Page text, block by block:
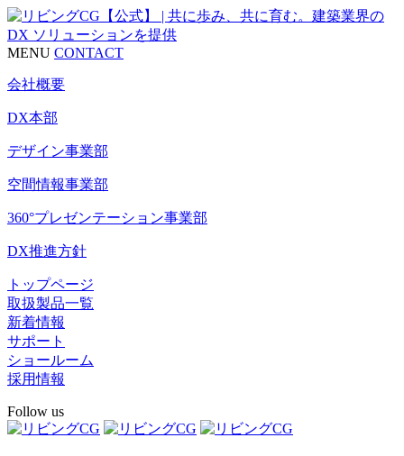
MENU CONTACT
会社概要
DX本部
デザイン事業部
空間情報事業部
360°プレゼンテーション事業部
DX推進方針
トップページ
取扱製品一覧
新着情報
サポート
ショールーム
採用情報
Follow us